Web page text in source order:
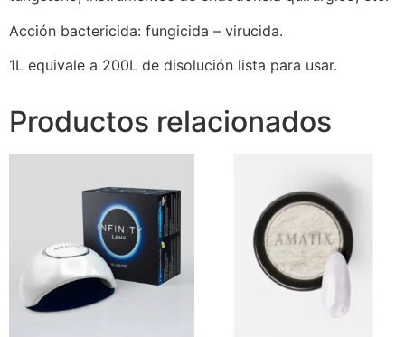
Acción bactericida: fungicida – virucida.
1L equivale a 200L de disolución lista para usar.
Productos relacionados